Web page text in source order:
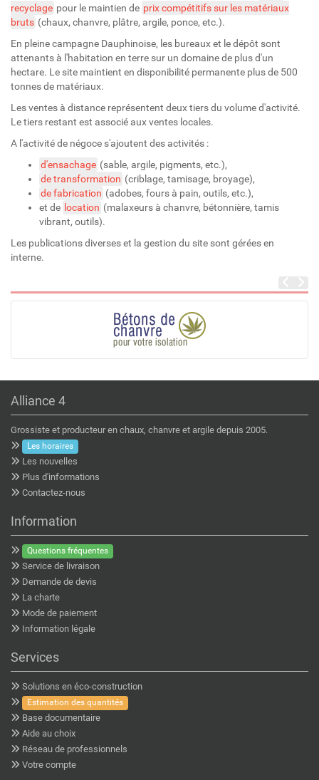
recyclage pour le maintien de prix compétitifs sur les matériaux
bruts (chaux, chanvre, plâtre, argile, ponce, etc.).
En pleine campagne Dauphinoise, les bureaux et le dépôt sont
attenants à l'habitation en terre sur un domaine de plus d'un
hectare. Le site maintient en disponibilité permanente plus de 500
tonnes de matériaux.
Les ventes à distance représentent deux tiers du volume d'activité.
Le tiers restant est associé aux ventes locales.
A l'activité de négoce s'ajoutent des activités :
d'ensachage (sable, argile, pigments, etc.),
de transformation (criblage, tamisage, broyage),
de fabrication (adobes, fours à pain, outils, etc.),
et de location (malaxeurs à chanvre, bétonnière, tamis
vibrant, outils).
Les publications diverses et la gestion du site sont gérées en
interne.
Alliance 4
Grossiste et producteur en chaux, chanvre et argile depuis 2005.
Les horaires
Les nouvelles
Plus d'informations
Contactez-nous
Information
Questions fréquentes
Service de livraison
Demande de devis
La charte
Mode de paiement
Information légale
Services
Solutions en éco-construction
Estimation des quantités
Base documentaire
Aide au choix
Réseau de professionnels
Votre compte